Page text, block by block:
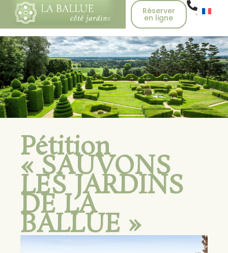
Réserver
en ligne
Pétition
« SAUVONS
LES JARDINS
DE LA
BALLUE »